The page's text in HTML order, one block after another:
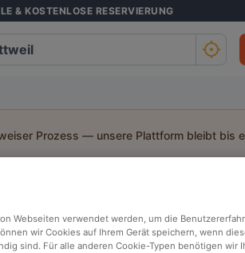
& KOSTENLOSE RESERVIERUNG
Prozess — unsere Plattform bleibt bis
Datum
Webseiten verwendet werden, um die
wir Cookies auf Ihrem Gerät speichern, wenn
sind. Für alle anderen Cookie-Typen benötigen wir